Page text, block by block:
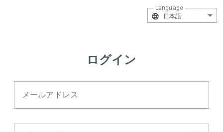
日本語
Language
ログイン
メールアドレス